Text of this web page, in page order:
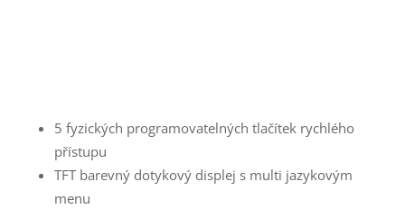
5 fyzických programovatelných tlačítek rychlého
přístupu
TFT barevný dotykový displej s multi jazykovým
menu